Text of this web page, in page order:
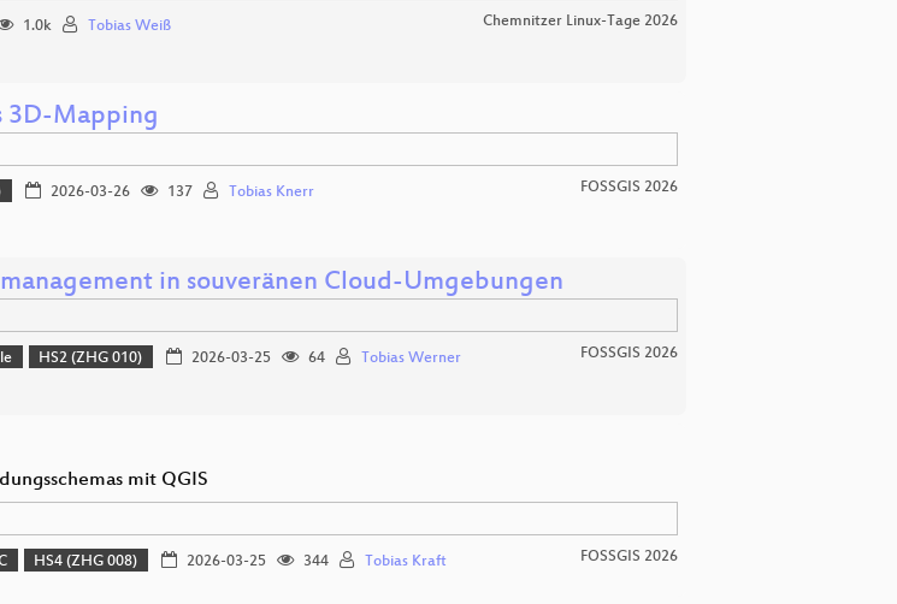
1.0k Tobias Weiß Chemnitzer Linux-Tage 2026
3D-Mapping
2026-03-26 137 Tobias Knerr FOSSGIS 2026
in souveränen Cloud-Umgebungen
HS2 (ZHG 010) 2026-03-25 64 Tobias Werner FOSSGIS 2026
mit QGIS
HS4 (ZHG 008) 2026-03-25 344 Tobias Kraft FOSSGIS 2026